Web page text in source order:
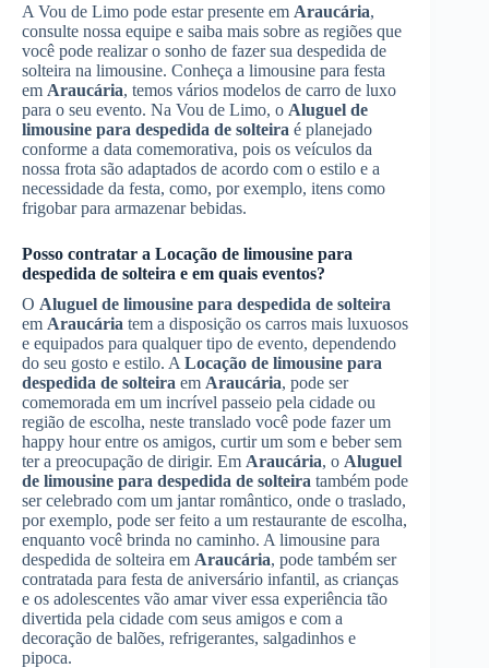
A Vou de Limo pode estar presente em Araucária,
consulte nossa equipe e saiba mais sobre as regiões que
você pode realizar o sonho de fazer sua despedida de
solteira na limousine. Conheça a limousine para festa
em Araucária, temos vários modelos de carro de luxo
para o seu evento. Na Vou de Limo, o Aluguel de
limousine para despedida de solteira é planejado
conforme a data comemorativa, pois os veículos da
nossa frota são adaptados de acordo com o estilo e a
necessidade da festa, como, por exemplo, itens como
frigobar para armazenar bebidas.
Posso contratar a Locação de limousine para
despedida de solteira e em quais eventos?
O Aluguel de limousine para despedida de solteira
em Araucária tem a disposição os carros mais luxuosos
e equipados para qualquer tipo de evento, dependendo
do seu gosto e estilo. A Locação de limousine para
despedida de solteira em Araucária, pode ser
comemorada em um incrível passeio pela cidade ou
região de escolha, neste translado você pode fazer um
happy hour entre os amigos, curtir um som e beber sem
ter a preocupação de dirigir. Em Araucária, o Aluguel
de limousine para despedida de solteira também pode
ser celebrado com um jantar romântico, onde o traslado,
por exemplo, pode ser feito a um restaurante de escolha,
enquanto você brinda no caminho. A limousine para
despedida de solteira em Araucária, pode também ser
contratada para festa de aniversário infantil, as crianças
e os adolescentes vão amar viver essa experiência tão
divertida pela cidade com seus amigos e com a
decoração de balões, refrigerantes, salgadinhos e
pipoca.